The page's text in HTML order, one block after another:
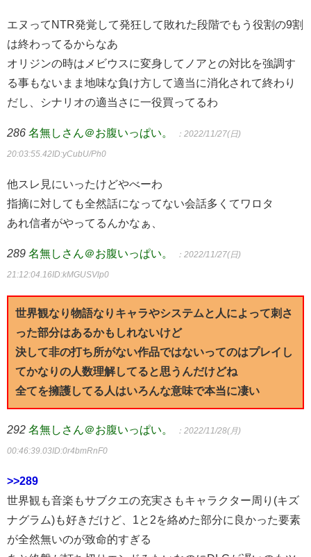
エヌってNTR発覚して発狂して敗れた段階でもう役割の9割
は終わってるからなあ
オリジンの時はメビウスに変身してノアとの対比を強調す
る事もないまま地味な負け方して適当に消化されて終わり
だし、シナリオの適当さに一役買ってるわ
286 名無しさん＠お腹いっぱい。 ：2022/11/27(日)
20:03:55.42ID:yCubU/Ph0
他スレ見にいったけどやべーわ
指摘に対しても全然話になってない会話多くてワロタ
あれ信者がやってるんかなぁ、
289 名無しさん＠お腹いっぱい。 ：2022/11/27(日)
21:12:04.16ID:kMGUSVlp0
世界観なり物語なりキャラやシステムと人によって刺さ
った部分はあるかもしれないけど
決して非の打ち所がない作品ではないってのはプレイし
てかなりの人数理解してると思うんだけどね
全てを擁護してる人はいろんな意味で本当に凄い
292 名無しさん＠お腹いっぱい。 ：2022/11/28(月)
00:46:39.03ID:0r4bmRnF0
>>289
世界観も音楽もサブクエの充実さもキャラクター周り(キズ
ナグラム)も好きだけど、1と2を絡めた部分に良かった要素
が全然無いのが致命的すぎる